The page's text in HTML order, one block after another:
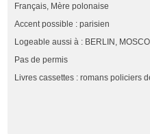
Français, Mère polonaise
Accent possible : parisien
Logeable aussi à : BERLIN,
Pas de permis
Livres cassettes : romans policiers